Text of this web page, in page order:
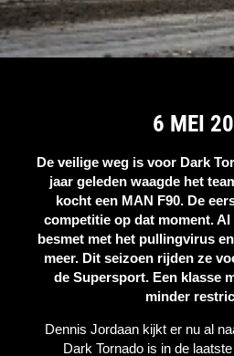
6 MEI
De veilige weg is voor Dark
jaar geleden waagde het
kocht een MAN F90. De
competitie op dat moment.
besmet met het pullingvirus
meer. Dit seizoen rijden ze
de Supersport. Een klasse
minder
Dennis Jordaan kijkt er nu al
Dark Tornado is in de